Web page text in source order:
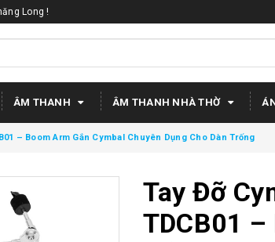
Long !
ÂM THANH ÂM THANH NHÀ THỜ
– Boom Arm Gắn Cymbal Chuyên Dụng Cho Dàn Trống
Tay Đỡ
TDCB01